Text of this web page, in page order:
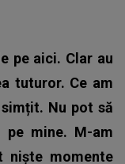
pe aici. Clar au
tuturor. Ce am
Nu pot să
mine. M-am
niște momente